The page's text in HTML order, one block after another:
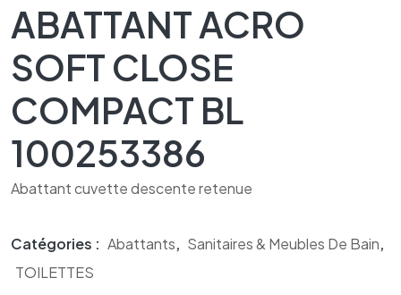
ABATTANT ACRO
SOFT CLOSE
COMPACT BL
100253386
Abattant cuvette descente retenue
Catégories : Abattants, Sanitaires & Meubles De Bain,
TOILETTES